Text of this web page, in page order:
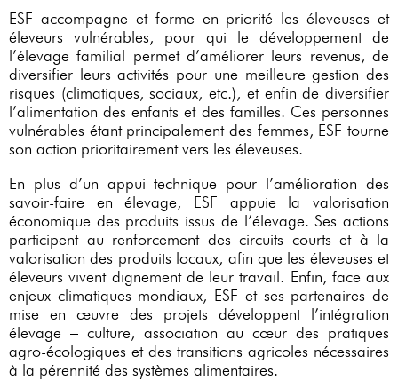
ESF accompagne et forme en priorité les éleveuses et
éleveurs vulnérables, pour qui le développement de
l’élevage familial permet d’améliorer leurs revenus, de
diversifier leurs activités pour une meilleure gestion des
risques (climatiques, sociaux, etc.), et enfin de diversifier
l’alimentation des enfants et des familles. Ces personnes
vulnérables étant principalement des femmes, ESF tourne
son action prioritairement vers les éleveuses.
En plus d’un appui technique pour l’amélioration des
savoir-faire en élevage, ESF appuie la valorisation
économique des produits issus de l’élevage. Ses actions
participent au renforcement des circuits courts et à la
valorisation des produits locaux, afin que les éleveuses et
éleveurs vivent dignement de leur travail. Enfin, face aux
enjeux climatiques mondiaux, ESF et ses partenaires de
mise en œuvre des projets développent l’intégration
élevage – culture, association au cœur des pratiques
agro-écologiques et des transitions agricoles nécessaires
à la pérennité des systèmes alimentaires.